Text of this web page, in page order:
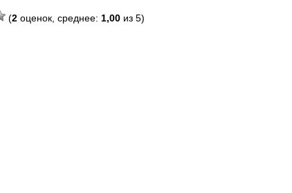
(2 оценок, среднее: 1,00 из 5)